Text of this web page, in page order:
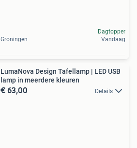
Groningen
Dagtopper
Vandaag
LumaNova Design Tafellamp | LED USB
lamp in meerdere kleuren
€ 63,00 Details